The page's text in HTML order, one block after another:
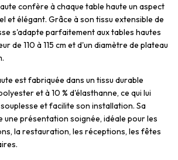
confère à chaque table haute un aspect
et élégant. Grâce à son tissu extensible de
s'adapte parfaitement aux tables hautes
de 110 à 115 cm et d'un diamètre de plateau
est fabriquée dans un tissu durable
et à 10 % d'élasthanne, ce qui lui
et facilite son installation. Sa
une présentation soignée, idéale pour les
la restauration, les réceptions, les fêtes